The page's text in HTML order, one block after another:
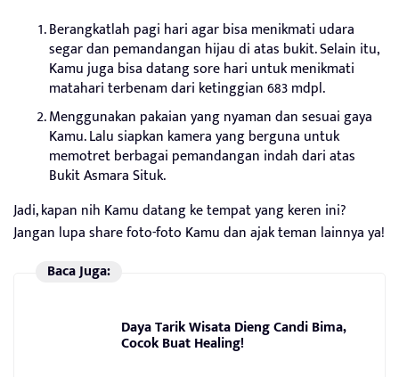
Berangkatlah pagi hari agar bisa menikmati udara
segar dan pemandangan hijau di atas bukit. Selain itu,
Kamu juga bisa datang sore hari untuk menikmati
matahari terbenam dari ketinggian 683 mdpl.
Menggunakan pakaian yang nyaman dan sesuai gaya
Kamu. Lalu siapkan kamera yang berguna untuk
memotret berbagai pemandangan indah dari atas
Bukit Asmara Situk.
Jadi, kapan nih Kamu datang ke tempat yang keren ini?
Jangan lupa share foto-foto Kamu dan ajak teman lainnya ya!
Baca Juga:
Daya Tarik Wisata Dieng Candi Bima,
Cocok Buat Healing!